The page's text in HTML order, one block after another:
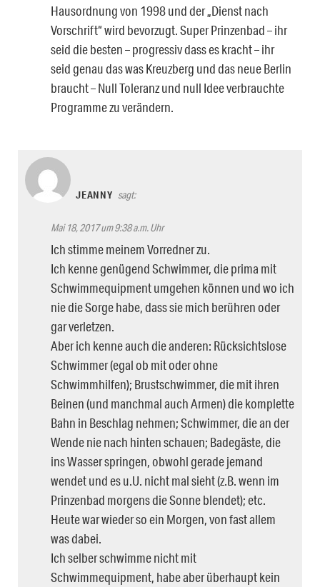
Hausordnung von 1998 und der „Dienst nach
Vorschrift“ wird bevorzugt. Super Prinzenbad – ihr
seid die besten – progressiv dass es kracht – ihr
seid genau das was Kreuzberg und das neue Berlin
braucht – Null Toleranz und null Idee verbrauchte
Programme zu verändern.
JEANNY sagt:
Mai 18, 2017 um 9:38 a.m. Uhr
Ich stimme meinem Vorredner zu.
Ich kenne genügend Schwimmer, die prima mit
Schwimmequipment umgehen können und wo ich
nie die Sorge habe, dass sie mich berühren oder
gar verletzen.
Aber ich kenne auch die anderen: Rücksichtslose
Schwimmer (egal ob mit oder ohne
Schwimmhilfen); Brustschwimmer, die mit ihren
Beinen (und manchmal auch Armen) die komplette
Bahn in Beschlag nehmen; Schwimmer, die an der
Wende nie nach hinten schauen; Badegäste, die
ins Wasser springen, obwohl gerade jemand
wendet und es u.U. nicht mal sieht (z.B. wenn im
Prinzenbad morgens die Sonne blendet); etc.
Heute war wieder so ein Morgen, von fast allem
was dabei.
Ich selber schwimme nicht mit
Schwimmequipment, habe aber überhaupt kein